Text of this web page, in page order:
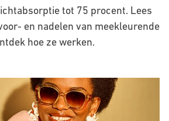
tot 75 procent. Lees
en nadelen van meekleurende
hoe ze werken.